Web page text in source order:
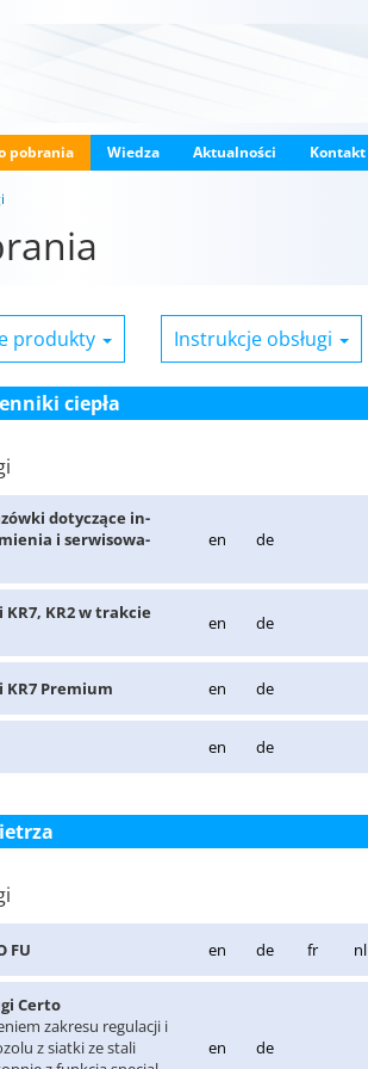
pobrania Wiedza Aktualności Kontakt
produkty Instrukcje obsługi
ciepła
do­ty­czą­ce in­
i ser­wi­so­wa­
en de
KR7, KR2 w trak­cie
en de
KR7 Pre­mium en de
en de
FU en de fr nl
Certo
za­kre­su re­gu­la­cji i
z siat­ki ze stali
en de